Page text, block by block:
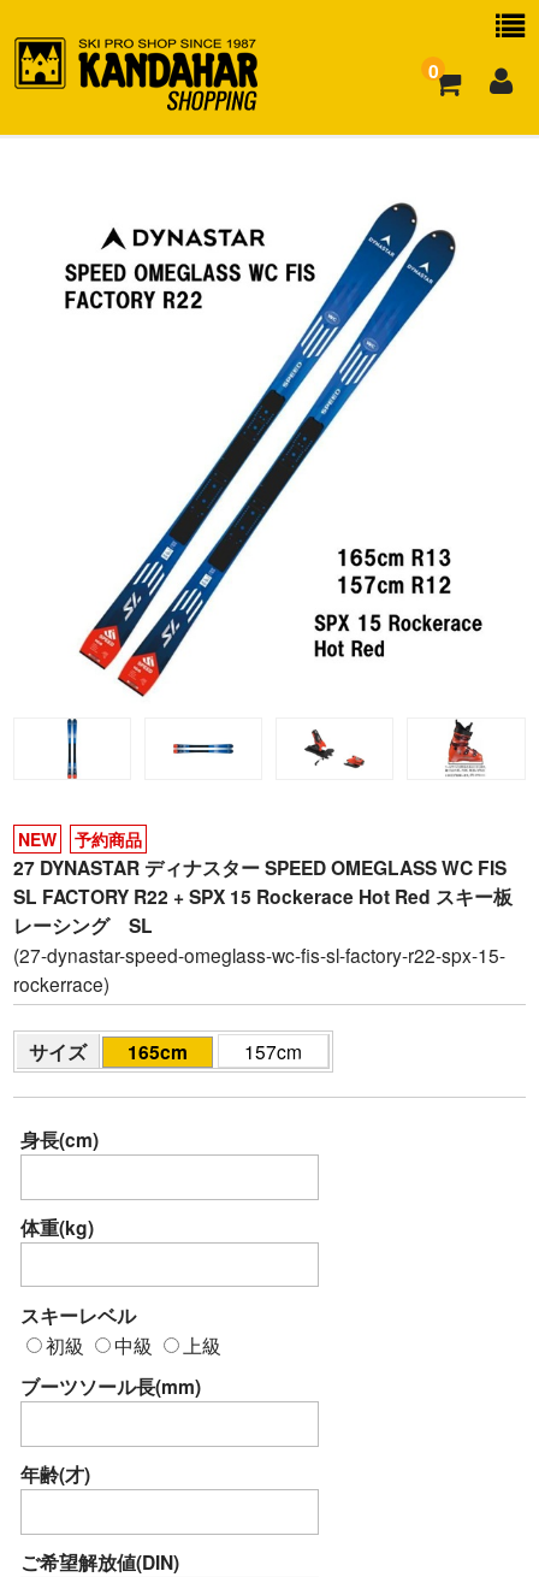
0
よくある質問
NEW 予約商品
27 DYNASTAR ディナスター SPEED OMEGLASS WC FIS
SL FACTORY R22 + SPX 15 Rockerace Hot Red スキー板
レーシング SL
(27-dynastar-speed-omeglass-wc-fis-sl-factory-r22-spx-15-
rockerrace)
サイズ 165cm 157cm
身長(cm)
体重(kg)
スキーレベル
初級 中級 上級
ブーツソール長(mm)
年齢(才)
ご希望解放値(DIN)